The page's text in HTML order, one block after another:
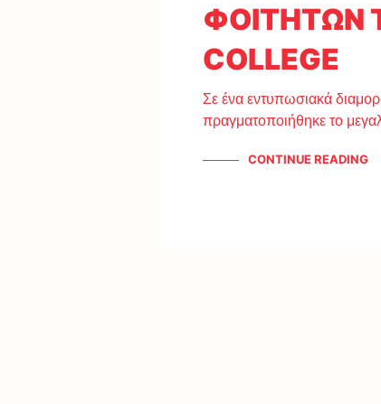
ΦΟΙΤΗΤΩΝ
COLLEGE
Σε ένα εντυπωσιακά
πραγματοποιήθηκε το
CONTINUE READING